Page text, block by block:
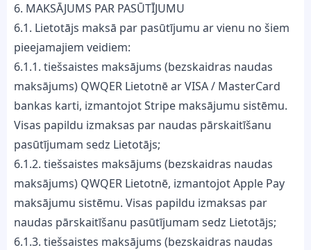
6. MAKSĀJUMS PAR PASŪTĪJUMU
6.1. Lietotājs maksā par pasūtījumu ar vienu no šiem
pieejamajiem veidiem:
6.1.1. tiešsaistes maksājums (bezskaidras naudas
maksājums) QWQER Lietotnē ar VISA / MasterCard
bankas karti, izmantojot Stripe maksājumu sistēmu.
Visas papildu izmaksas par naudas pārskaitīšanu
pasūtījumam sedz Lietotājs;
6.1.2. tiešsaistes maksājums (bezskaidras naudas
maksājums) QWQER Lietotnē, izmantojot Apple Pay
maksājumu sistēmu. Visas papildu izmaksas par
naudas pārskaitīšanu pasūtījumam sedz Lietotājs;
6.1.3. tiešsaistes maksājums (bezskaidras naudas